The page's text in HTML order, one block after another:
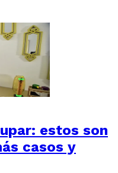
estos son
casos y